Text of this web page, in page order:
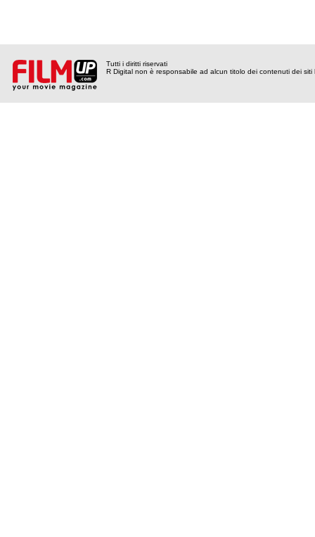
Tutti i diritti riservati
R Digital non è responsabile ad alcun titolo dei contenuti dei siti